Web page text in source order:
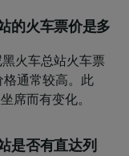
的火车票价是多
火车总站火车票
通常较高。此
席而有变化。
是否有直达列